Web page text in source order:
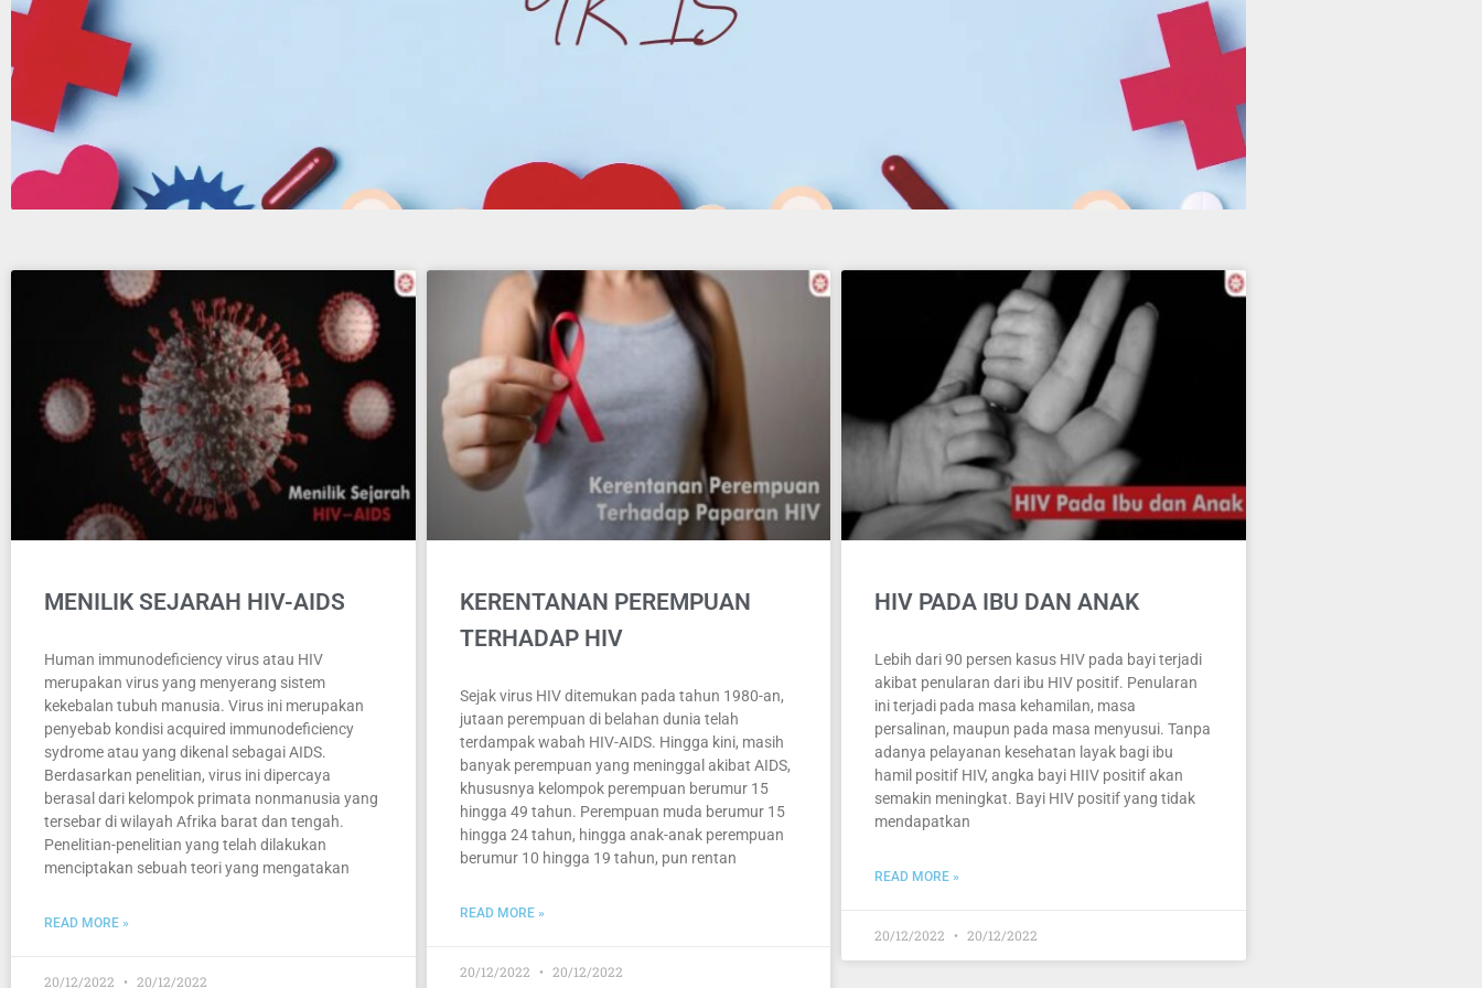
MENILIK SEJARAH HIV-AIDS
Human immunodeficiency virus atau HIV
merupakan virus yang menyerang sistem
kekebalan tubuh manusia. Virus ini merupakan
penyebab kondisi acquired immunodeficiency
sydrome atau yang dikenal sebagai AIDS.
Berdasarkan penelitian, virus ini dipercaya
berasal dari kelompok primata nonmanusia yang
tersebar di wilayah Afrika barat dan tengah.
Penelitian-penelitian yang telah dilakukan
menciptakan sebuah teori yang mengatakan
READ MORE »
20/12/2022 20/12/2022
KERENTANAN PEREMPUAN
TERHADAP HIV
Sejak virus HIV ditemukan pada tahun 1980-an,
jutaan perempuan di belahan dunia telah
terdampak wabah HIV-AIDS. Hingga kini, masih
banyak perempuan yang meninggal akibat AIDS,
khususnya kelompok perempuan berumur 15
hingga 49 tahun. Perempuan muda berumur 15
hingga 24 tahun, hingga anak-anak perempuan
berumur 10 hingga 19 tahun, pun rentan
READ MORE »
20/12/2022 20/12/2022
HIV PADA IBU DAN ANAK
Lebih dari 90 persen kasus HIV pada bayi terjadi
akibat penularan dari ibu HIV positif. Penularan
ini terjadi pada masa kehamilan, masa
persalinan, maupun pada masa menyusui. Tanpa
adanya pelayanan kesehatan layak bagi ibu
hamil positif HIV, angka bayi HIIV positif akan
semakin meningkat. Bayi HIV positif yang tidak
mendapatkan
READ MORE »
20/12/2022 20/12/2022